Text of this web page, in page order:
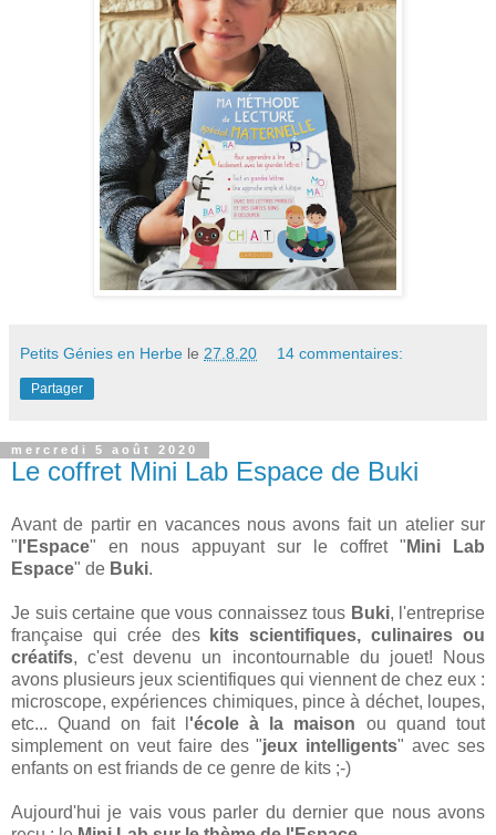
Petits Génies en Herbe le 27.8.20 14 commentaires:
Partager
mercredi 5 août 2020
Le coffret Mini Lab Espace de Buki
Avant de partir en vacances nous avons fait un atelier sur
" l'Espace" en nous appuyant sur le coffret " Mini Lab
Espace" de Buki.
Je suis certaine que vous connaissez tous Buki, l'entreprise
française qui crée des
kits scientifiques, culinaires ou
créatifs, c'est devenu un incontournable du jouet! Nous
avons plusieurs jeux scientifiques qui viennent de chez eux :
microscope, expériences chimiques, pince à déchet, loupes,
etc... Quand on fait l 'école à la maison ou quand tout
simplement on veut faire des "jeux intelligents" avec ses
enfants on est friands de ce genre de kits ;-)
Aujourd'hui je vais vous parler du dernier que nous avons